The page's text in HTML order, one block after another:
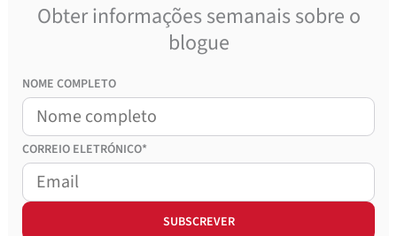
Obter informações semanais sobre o
blogue
NOME COMPLETO
CORREIO ELETRÓNICO*